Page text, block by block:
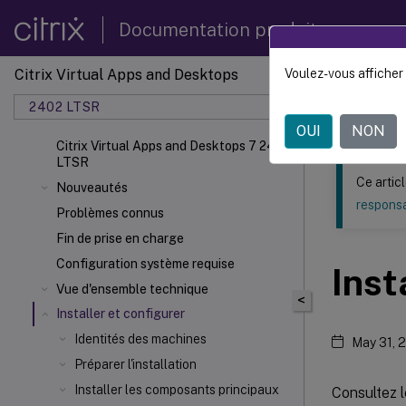
Documentation produit
Citrix Virtual Apps and Desktops
2402 LTSR
Citrix Virtual Apps and Desktops 7 2402
LTSR
Nouveautés
Problèmes connus
Fin de prise en charge
Configuration système requise
Vue d'ensemble technique
Installer et configurer
Identités des machines
Préparer l'installation
Installer les composants principaux
Ce contenu a
Citrix
<
Ce
May 31,
Consultez
Voulez-vous
OUI NON